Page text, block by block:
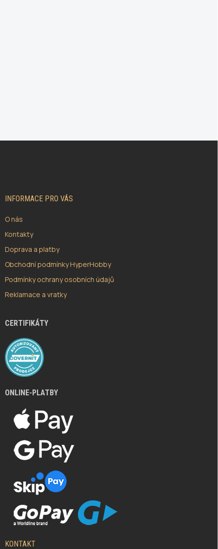
INFORMACE PRO VÁS
O nás
Kontakty
Doprava a platby
Obchodní podmínky HyperHobby
Podmínky ochrany osobních údajů
Reklamace a vratky
CERTIFIKÁTY
ONLINE-PLATBY
KONTAKT